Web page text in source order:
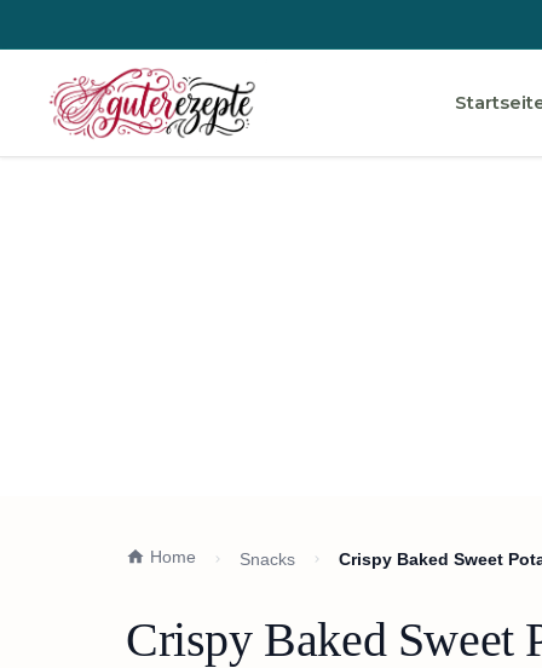
Home Snacks Crispy Baked Sweet
Crispy Baked Sweet